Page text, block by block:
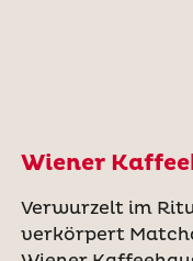
Wiener
Verwurzelt im
verkörpert